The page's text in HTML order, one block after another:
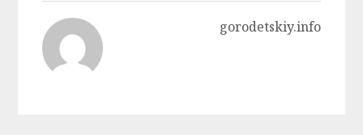
gorodetskiy.info